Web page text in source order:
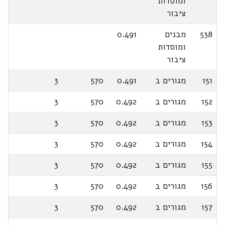
ציבור
538
מבנים
ומוסדות
ציבור
0.491
151 מגורים ב 0.491
570
3
152
מגורים ב 0.492
570
3
153
מגורים ב 0.492
570
3
154
מגורים ב 0.492
570
3
155
מגורים ב 0.492
570
3
156
מגורים ב 0.492
570
3
157
מגורים ב 0.492
570
3